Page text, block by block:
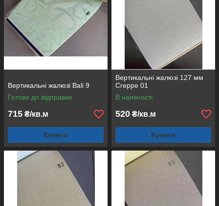
Вертикальні жалюзі Bali 9
Готово до відправки
715 ₴/кв.м
Купити
Вертикальні жалюзі 127 мм
Creppe 01
В наявності
520 ₴/кв.м
Купити